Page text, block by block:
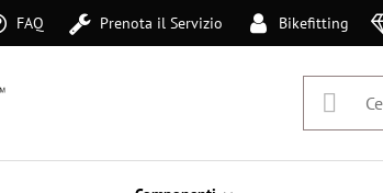
FAQ Prenota il Servizio Bikefitting